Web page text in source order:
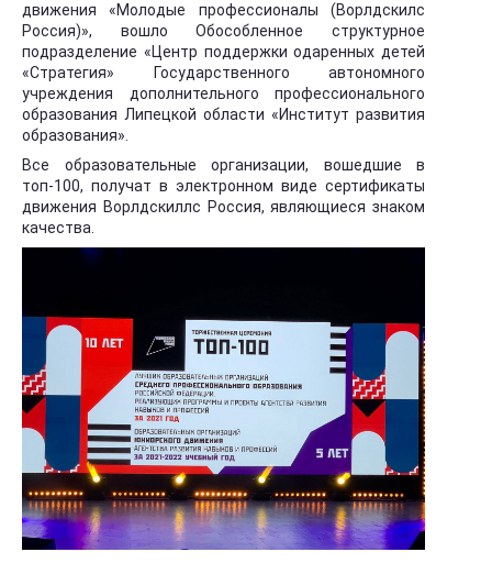
движения «Молодые профессионалы (Ворлдскилс
Россия)», вошло Обособленное структурное
подразделение «Центр поддержки одаренных детей
«Стратегия» Государственного автономного
учреждения дополнительного профессионального
образования Липецкой области «Институт развития
образования».
Все образовательные организации, вошедшие в
топ-100, получат в электронном виде сертификаты
движения Ворлдскиллс Россия, являющиеся знаком
качества.